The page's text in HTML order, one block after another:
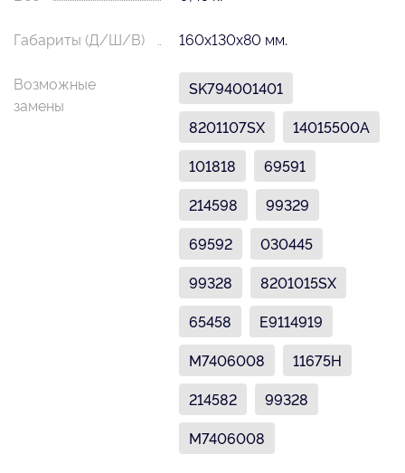
Габариты (Д/Ш/В) 160х130х80 мм.
Возможные
замены
SK794001401
8201107SX
14015500A
101818
69591
214598
99329
69592
030445
99328
8201015SX
65458
E9114919
M7406008
11675H
214582
99328
M7406008